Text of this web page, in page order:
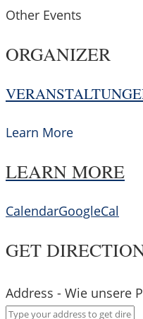
Other Events
ORGANIZER
Learn More
LEARN MORE
CalendarGoogleCal
GET
Address - Wie unsere